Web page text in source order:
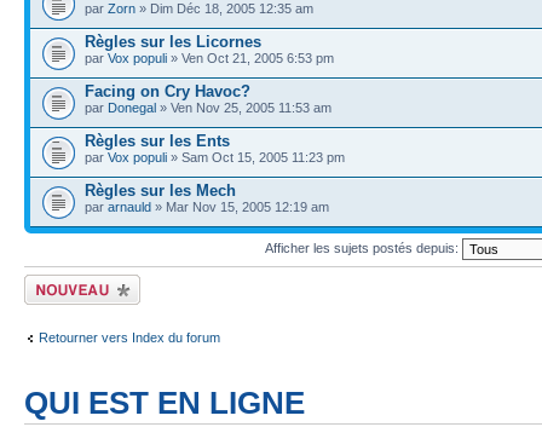
par Zorn » Dim Déc 18, 2005 12:35 am
Règles sur les Licornes
par Vox populi » Ven Oct 21, 2005 6:53 pm
Facing on Cry Havoc?
par Donegal » Ven Nov 25, 2005 11:53 am
Règles sur les Ents
par Vox populi » Sam Oct 15, 2005 11:23 pm
Règles sur les Mech
par arnauld » Mar Nov 15, 2005 12:19 am
Afficher les sujets postés depuis:
Écrire un nouveau
sujet
Retourner vers Index du forum
QUI EST EN LIGNE